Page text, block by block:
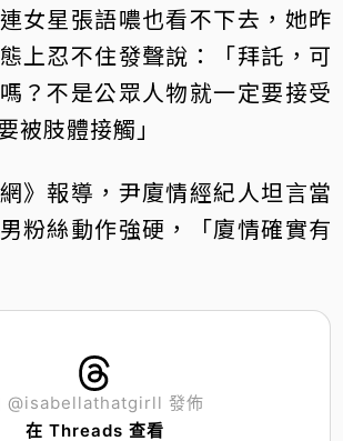
女星張語噥也看不下去，她昨
上忍不住發聲說：「拜託，可
？不是公眾人物就一定要接受
被肢體接觸」
》報導，尹廈情經紀人坦言當
粉絲動作強硬，「廈情確實有
@isabellathatgirll 發佈
在 Threads 查看